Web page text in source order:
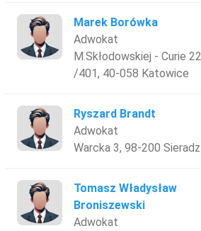
Marek Borówka
Adwokat
M.Skłodowskiej - Curie 22
/401, 40-058 Katowice
Ryszard Brandt
Adwokat
Warcka 3, 98-200 Sieradz
Tomasz Władysław
Broniszewski
Adwokat